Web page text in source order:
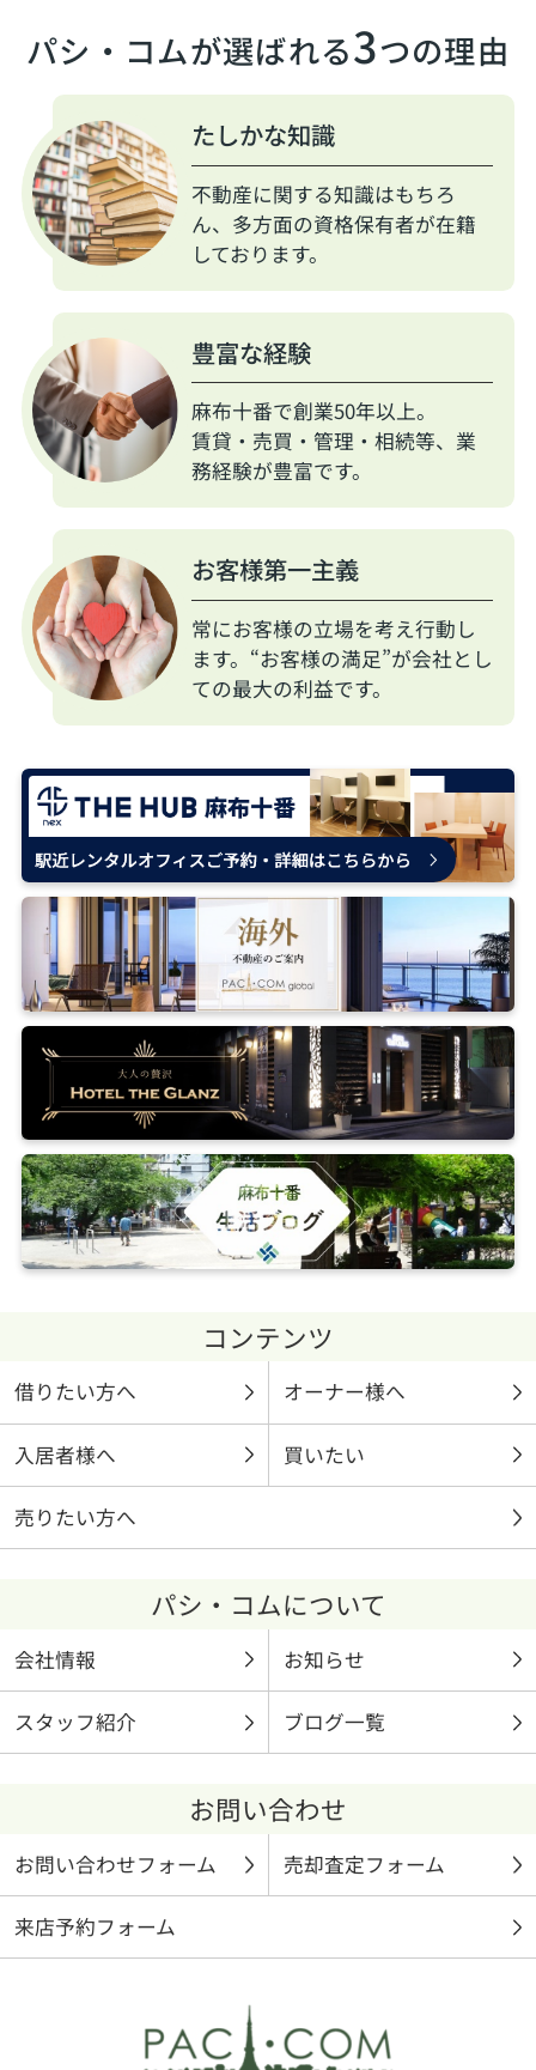
パシ・コムが選ばれる3つの理由
たしかな知識
不動産に関する知識はもちろ
ん、多方面の資格保有者が在籍
しております。
豊富な経験
麻布十番で創業50年以上。
賃貸・売買・管理・相続等、業
務経験が豊富です。
お客様第一主義
常にお客様の立場を考え行動し
ます。“お客様の満足”が会社とし
ての最大の利益です。
コンテンツ
借りたい方へ オーナー様へ
入居者様へ 買いたい
売りたい方へ
パシ・コムについて
会社情報 お知らせ
スタッフ紹介 ブログ一覧
お問い合わせ
お問い合わせフォーム 売却査定フォーム
来店予約フォーム